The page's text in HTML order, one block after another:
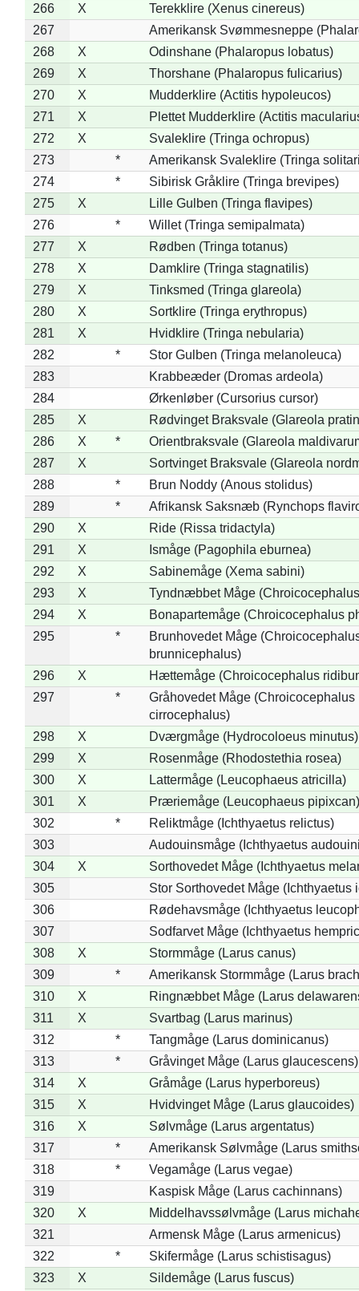
266
X
Terekklire (Xenus cinereus)
267
Amerikansk Svømmesneppe
268
X
Odinshane (Phalaropus lobatus)
269
X
Thorshane (Phalaropus fulicarius)
270
X
Mudderklire (Actitis hypoleucos)
271
X
Plettet Mudderklire (Actitis
272
X
Svaleklire (Tringa ochropus)
273
*
Amerikansk Svaleklire (Tringa
274
*
Sibirisk Gråklire (Tringa brevipes)
275
X
Lille Gulben (Tringa flavipes)
276
*
Willet (Tringa semipalmata)
277
X
Rødben (Tringa totanus)
278
X
Damklire (Tringa stagnatilis)
279
X
Tinksmed (Tringa glareola)
280
X
Sortklire (Tringa erythropus)
281
X
Hvidklire (Tringa nebularia)
282
*
Stor Gulben (Tringa melanoleuca)
283
Krabbeæder (Dromas ardeola)
284
Ørkenløber (Cursorius cursor)
285
X
Rødvinget Braksvale (Glareola
286
X *
Orientbraksvale (Glareola
287
X
Sortvinget Braksvale (Glareola
288
*
Brun Noddy (Anous stolidus)
289
*
Afrikansk Saksnæb (Rynchops
290
X
Ride (Rissa tridactyla)
291
X
Ismåge (Pagophila eburnea)
292
X
Sabinemåge (Xema sabini)
293
X
Tyndnæbbet Måge
294
X
Bonapartemåge (Chroicocephalus
295
*
Brunhovedet Måge
brunnicephalus)
296
X
Hættemåge (Chroicocephalus
297
*
Gråhovedet Måge (Chroicocephalus
cirrocephalus)
298
X
Dværgmåge (Hydrocoloeus minutus)
299
X
Rosenmåge (Rhodostethia rosea)
300
X
Lattermåge (Leucophaeus atricilla)
301
X
Præriemåge (Leucophaeus pipixcan)
302
*
Reliktmåge (Ichthyaetus relictus)
303
Audouinsmåge (Ichthyaetus
304
X
Sorthovedet Måge (Ichthyaetus
305
Stor Sorthovedet Måge (Ichthyaetus
306
Rødehavsmåge (Ichthyaetus
307
Sodfarvet Måge (Ichthyaetus
308
X
Stormmåge (Larus canus)
309
*
Amerikansk Stormmåge (Larus
310
X
Ringnæbbet Måge (Larus
311
X
Svartbag (Larus marinus)
312
*
Tangmåge (Larus dominicanus)
313
*
Gråvinget Måge (Larus glaucescens)
314
X
Gråmåge (Larus hyperboreus)
315
X
Hvidvinget Måge (Larus glaucoides)
316
X
Sølvmåge (Larus argentatus)
317
*
Amerikansk Sølvmåge (Larus
318
*
Vegamåge (Larus vegae)
319
Kaspisk Måge (Larus cachinnans)
320
X
Middelhavssølvmåge (Larus
321
Armensk Måge (Larus armenicus)
322
*
Skifermåge (Larus schistisagus)
323
X
Sildemåge (Larus fuscus)